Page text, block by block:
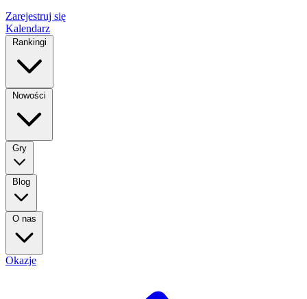
Zarejestruj się
Kalendarz
Rankingi
Nowości
Gry
Blog
O nas
Okazje